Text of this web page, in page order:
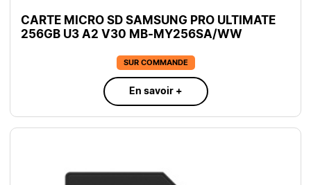
CARTE MICRO SD SAMSUNG PRO ULTIMATE
256GB U3 A2 V30 MB-MY256SA/WW
SUR COMMANDE
En savoir +